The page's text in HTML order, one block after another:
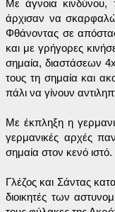
Με άγνοια
άρχισαν να
Φθάνοντας σε
και με γρήγορες
σημαία, διαστάσεων
τους τη σημαία και
πάλι να γίνουν
Με έκπληξη η
γερμανικές αρχές
σημαία στον κενό ιστό.
Γλέζος και Σάντας
διοικητές των